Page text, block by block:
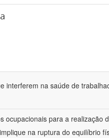
interferem na saúde de
ocupacionais para a realização
na ruptura do equilíbrio